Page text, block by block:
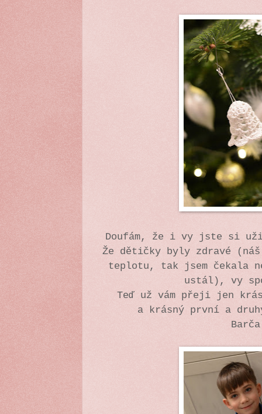
Doufám, že i vy jste si
Že dětičky byly zdravé
teplotu, tak jsem čekala
ustál), vy
Teď už vám přeji jen
a krásný první a
Barča